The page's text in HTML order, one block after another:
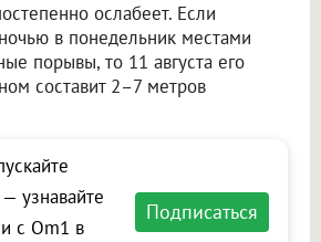
ослабеет. Если
в понедельник местами
порывы, то 11 августа его
составит 2–7 метров
узнавайте
с Om1 в
Подписаться